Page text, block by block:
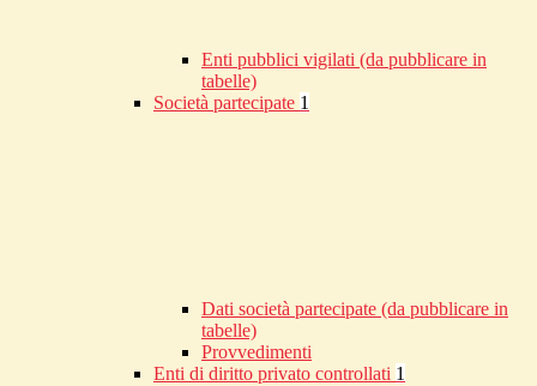
Enti pubblici vigilati (da pubblicare in
tabelle)
Società partecipate 1
Dati società partecipate (da pubblicare in
tabelle)
Provvedimenti
Enti di diritto privato controllati 1